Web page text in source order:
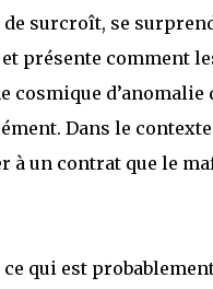
de surcroît, se
présente comment
cosmique
Dans le
à un contrat que le
qui est